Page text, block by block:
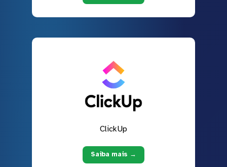
ClickUp
Saiba mais →